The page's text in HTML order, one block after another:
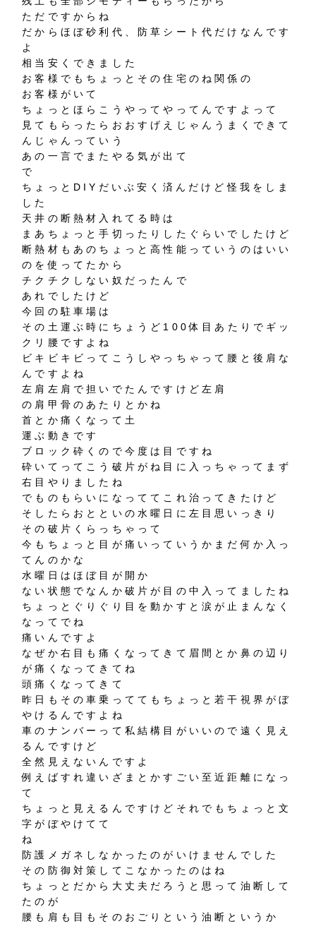
ただですからね
だからほぼ砂利代、防草シート代だけなんです
よ
相当安くできました
お客様でもちょっとその住宅のね関係の
お客様がいて
ちょっとほらこうやってやってんですよって
見てもらったらおおすげえじゃんうまくできて
んじゃんっていう
あの一言でまたやる気が出て
で
ちょっとDIYだいぶ安く済んだけど怪我をしま
した
天井の断熱材入れてる時は
まあちょっと手切ったりしたぐらいでしたけど
断熱材もあのちょっと高性能っていうのはいい
のを使ってたから
チクチクしない奴だったんで
あれでしたけど
今回の駐車場は
その土運ぶ時にちょうど100体目あたりでギッ
クリ腰ですよね
ビキビキビってこうしやっちゃって腰と後肩な
んですよね
左肩左肩で担いでたんですけど左肩
の肩甲骨のあたりとかね
首とか痛くなって土
運ぶ動きです
ブロック砕くので今度は目ですね
砕いてってこう破片がね目に入っちゃってまず
右目やりましたね
でものもらいになっててこれ治ってきたけど
そしたらおとといの水曜日に左目思いっきり
その破片くらっちゃって
今もちょっと目が痛いっていうかまだ何か入っ
てんのかな
水曜日はほぼ目が開か
ない状態でなんか破片が目の中入ってましたね
ちょっとぐりぐり目を動かすと涙が止まんなく
なってでね
痛いんですよ
なぜか右目も痛くなってきて眉間とか鼻の辺り
が痛くなってきてね
頭痛くなってきて
昨日もその車乗っててもちょっと若干視界がぼ
やけるんですよね
車のナンバーって私結構目がいいので遠く見え
るんですけど
全然見えないんですよ
例えばすれ違いざまとかすごい至近距離になっ
て
ちょっと見えるんですけどそれでもちょっと文
字がぼやけてて
ね
防護メガネしなかったのがいけませんでした
その防御対策してこなかったのはね
ちょっとだから大丈夫だろうと思って油断して
たのが
腰も肩も目もそのおごりという油断というか